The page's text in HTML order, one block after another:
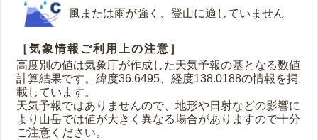
風または雨が強く、登山に適していません
［気象情報ご利用上の注意］
高度別の値は気象庁が作成した天気予報の基となる数値
計算結果です。緯度36.6495、経度138.0188の情報を掲
載しています。
天気予報ではありませんので、地形や日射などの影響に
より山岳では値が大きく異なる場合がありますので十分
ご注意ください。